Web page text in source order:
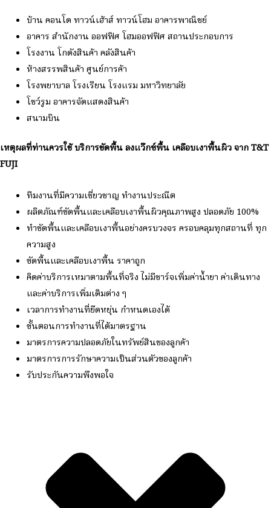
บ้าน คอนโด ทาวน์เฮ้าส์ ทาวน์โฮม อาคารพาณิชย์
อาคาร สำนักงาน ออฟฟิศ โฮมออฟฟิศ สถานประกอบการ
โรงงาน โกดังสินค้า คลังสินค้า
ห้างสรรพสินค้า ศูนย์การค้า
โรงพยาบาล โรงเรียน โรงแรม มหาวิทยาลัย
โชว์รูม อาคารจัดแสดงสินค้า
สนามบิน
เหตุผลที่ท่านควรใช้ บริการขัดพื้น ลงแว๊กซ์พื้น เคลือบเงาพื้นผิว จาก T&T
FUJI
ทีมงานที่มีความเชี่ยวชาญ ทำงานประณีต
ผลิตภัณฑ์ขัดพื้นและเคลือบเงาพื้นผิวคุณภาพสูง ปลอดภัย 100%
ทำขัดพื้นและเคลือบเงาพื้นอย่างครบวงจร ครอบคลุมทุกสถานที่ ทุก
ความสูง
ขัดพื้นและเคลือบเงาพื้น ราคาถูก
คิดค่าบริการเหมาตามพื้นที่จริง ไม่มีชาร์จเพิ่มค่าน้ำยา ค่าเดินทาง
และค่าบริการเพิ่มเติมต่าง ๆ
เวลาการทำงานที่ยืดหยุ่น กำหนดเองได้
ขั้นตอนการทำงานที่ได้มาตรฐาน
มาตรการความปลอดภัยในทรัพย์สินของลูกค้า
มาตรการการรักษาความเป็นส่วนตัวของลูกค้า
รับประกันความพึงพอใจ